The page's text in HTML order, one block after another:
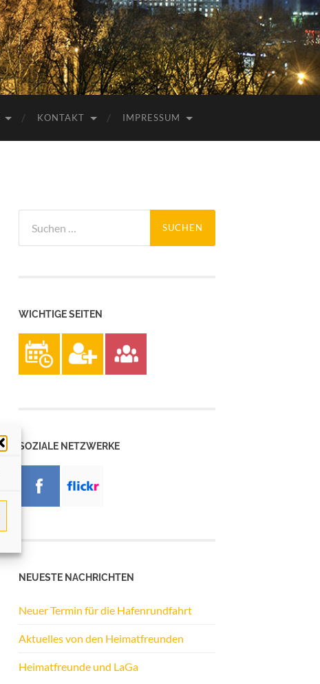
KONTAKT IMPRESSUM
nach:
WICHTIGE SEITEN
SOZIALE NETZWERKE
NEUESTE NACHRICHTEN
Neuer Termin für die Hafenrundfahrt
Aktuelles von den Heimatfreunden
Heimatfreunde und LaGa